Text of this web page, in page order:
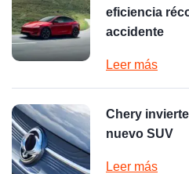
eficiencia
accidente
Leer más
Chery
nuevo SUV
Leer más